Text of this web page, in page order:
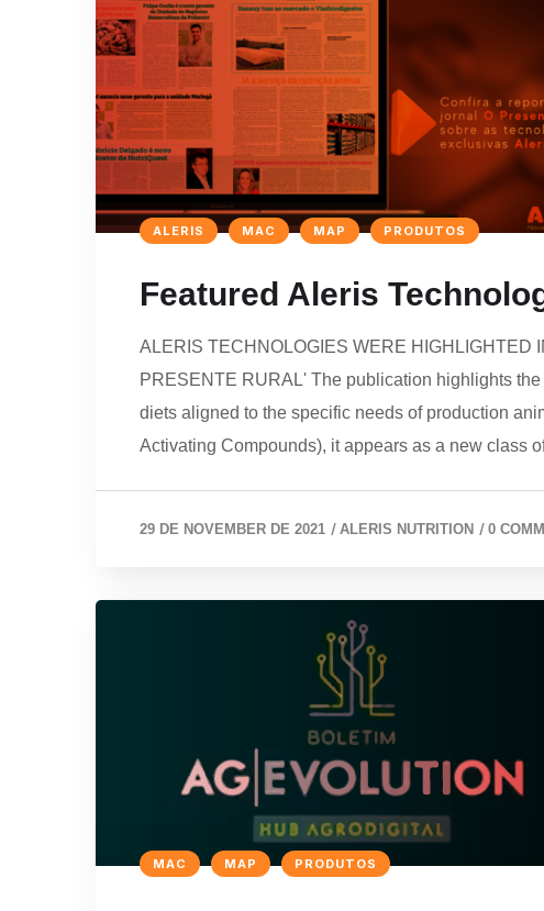
ALERIS MAC MAP PRODUTOS
Featured Aleris
ALERIS TECHNOLOGIES WERE HIGHLIGHTED
PRESENTE RURAL' The publication highlights
diets aligned to the specific needs of production
Activating Compounds), it appears as a new class
29 DE NOVEMBER DE 2021 / ALERIS NUTRITION / 0
MAC MAP PRODUTOS